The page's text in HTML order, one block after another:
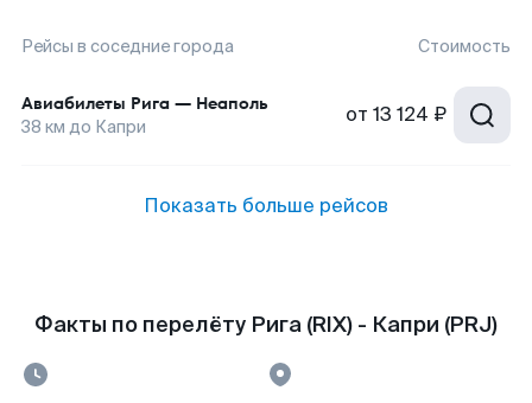
Рейсы в соседние города Стоимость
Авиабилеты Рига — Неаполь
38 км до Капри от 13 124 ₽
Показать больше рейсов
Факты по перелёту Рига (RIX) - Капри (PRJ)